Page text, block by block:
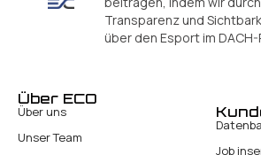
Transparenz und
über den Esport im
Über ECO
Über uns
Unser Team
Job